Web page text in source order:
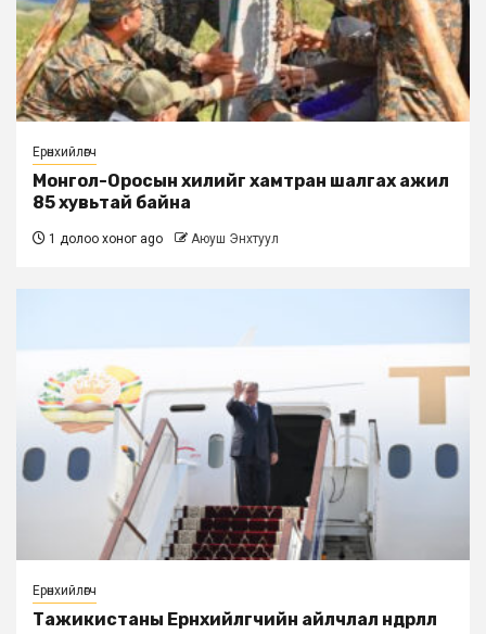
Ерөнхийлөгч
Монгол-Оросын хилийг хамтран шалгах ажил
85 хувьтай байна
1 долоо хоног ago Аюуш Энхтуул
Ерөнхийлөгч
Тажикистаны Ерөнхийлөгчийн айлчлал өндөрлөлөө